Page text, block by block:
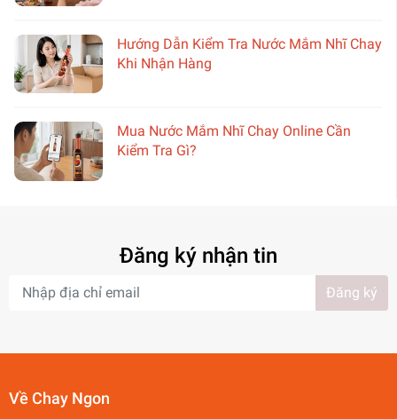
Hướng Dẫn Kiểm Tra Nước Mắm Nhĩ Chay
Khi Nhận Hàng
Mua Nước Mắm Nhĩ Chay Online Cần
Kiểm Tra Gì?
Đăng ký nhận tin
Đăng ký
Về Chay Ngon